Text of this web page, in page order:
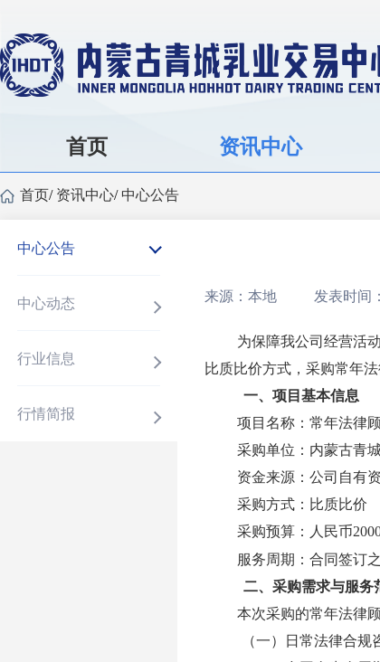
首页 资讯中心
首页/ 资讯中心/ 中心公告
中心公告
中心动态
行业信息
行情简报
来源：本地 发表时间
为保障我公司经营活
比质比价方式，采购常年
一、 项目基本信息
项目名称：常年法律
采购单位：内蒙古青
资金来源：公司自有
采购方式：比质比价
采购预算：人民币
服务周期： 合同签订
二、 采购需求与服务
本次采购的常年法律
（一）
日常法律合规